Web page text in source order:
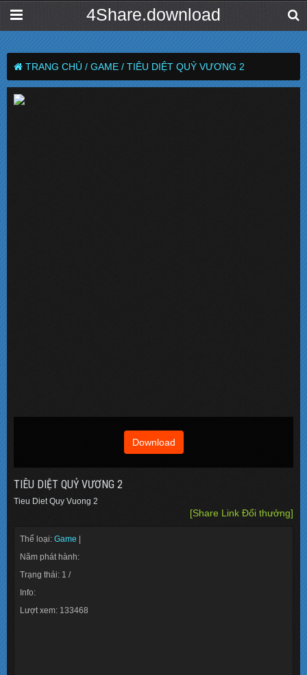
4Share.download
TRANG CHỦ / GAME / TIÊU DIỆT QUỶ VƯƠNG 2
Download
TIÊU DIỆT QUỶ VƯƠNG 2
Tieu Diet Quy Vuong 2
[Share Link Đổi thưởng]
Thể loại: Game
Năm phát hành:
Trạng thái: 1 /
Info:
Lượt xem: 133468